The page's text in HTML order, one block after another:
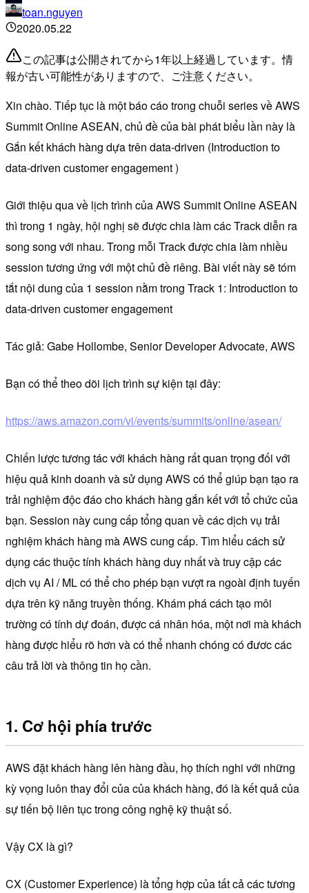
toan.nguyen
2020.05.22
この記事は公開されてから1年以上経過しています。情
報が古い可能性がありますので、ご注意ください。
Xin chào. Tiếp tục là một báo cáo trong chuỗi series về AWS
Summit Online ASEAN, chủ đề của bài phát biểu lần này là
Gắn kết khách hàng dựa trên data-driven (Introduction to
data-driven customer engagement )
Giới thiệu qua về lịch trình của AWS Summit Online ASEAN
thì trong 1 ngày, hội nghị sẽ được chia làm các Track diễn ra
song song với nhau. Trong mỗi Track được chia làm nhiều
session tương ứng với một chủ đề riêng. Bài viết này sẽ tóm
tắt nội dung của 1 session nằm trong Track 1: Introduction to
data-driven customer engagement
Tác giả: Gabe Hollombe, Senior Developer Advocate, AWS
Bạn có thể theo dõi lịch trình sự kiện tại đây:
https://aws.amazon.com/vi/events/summits/online/asean/
Chiến lược tương tác với khách hàng rất quan trọng đối với
hiệu quả kinh doanh và sử dụng AWS có thể giúp bạn tạo ra
trải nghiệm độc đáo cho khách hàng gắn kết với tổ chức của
bạn. Session này cung cấp tổng quan về các dịch vụ trải
nghiệm khách hàng mà AWS cung cấp. Tìm hiểu cách sử
dụng các thuộc tính khách hàng duy nhất và truy cập các
dịch vụ AI / ML có thể cho phép bạn vượt ra ngoài định tuyến
dựa trên kỹ năng truyền thống. Khám phá cách tạo môi
trường có tính dự đoán, được cá nhân hóa, một nơi mà khách
hàng được hiểu rõ hơn và có thể nhanh chóng có đươc các
câu trả lời và thông tin họ cần.
1. Cơ hội phía trước
AWS đặt khách hàng lên hàng đầu, họ thích nghi với những
kỳ vọng luôn thay đổi của của khách hàng, đó là kết quả của
sự tiến bộ liên tục trong công nghệ kỹ thuật số.
Vậy CX là gì?
CX (Customer Experience) là tổng hợp của tất cả các tương